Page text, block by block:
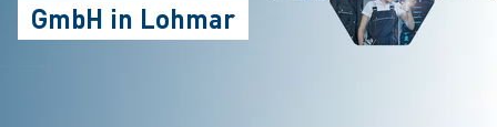
GmbH in Lohmar